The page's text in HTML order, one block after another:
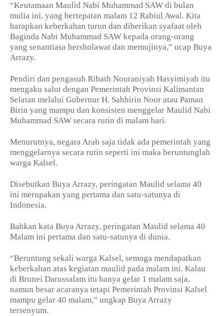
“Keutamaan Maulid Nabi Muhammad SAW di bulan
mulia ini, yang bertepatan malam 12 Rabiul Awal. Kita
harapkan keberkahan turun dan diberikan syafaat oleh
Baginda Nabi Muhammad SAW kepada orang-orang
yang senantiasa bersholawat dan memujinya,” ucap Buya
Arrazy.
Pendiri dan pengasuh Ribath Nouraniyah Hasyimiyah itu
mengaku salut dengan Pemerintah Provinsi Kalimantan
Selatan melalui Gubernur H. Sahbirin Noor atau Paman
Birin yang mampu dan konsisten menggelar Maulid Nabi
Muhammad SAW secara rutin di malam hari.
Menurutnya, negara Arab saja tidak ada pemerintah yang
menggelarnya secara rutin seperti ini maka beruntunglah
warga Kalsel.
Disebutkan Buya Arrazy, peringatan Maulid selama 40
ini merupakan yang pertama dan satu-satunya di
Indonesia.
Bahkan kata Buya Arrazy, peringatan Maulid selama 40
Malam ini pertama dan satu-satunya di dunia.
“Beruntung sekali warga Kalsel, semoga mendapatkan
keberkahan atas kegiatan maulid pada malam ini. Kalau
di Brunei Darussalam itu hanya gelar 1 malam saja,
namun besar acaranya tetapi Pemerintah Provinsi Kalsel
mampu gelar 40 malam,” ungkap Buya Arrazy
tersenyum.